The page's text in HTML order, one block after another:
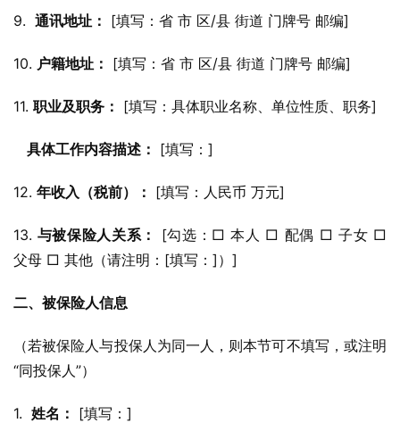
9. 通讯地址： [填写：省 市 区/县 街道 门牌号 邮编]
10. 户籍地址： [填写：省 市 区/县 街道 门牌号 邮编]
11. 职业及职务： [填写：具体职业名称、单位性质、职务]
具体工作内容描述： [填写：]
12. 年收入（税前）： [填写：人民币 万元]
13. 与被保险人关系：
[勾选：□ 本人 □ 配偶 □ 子女 □
父母 □ 其他（请注明：[填写：]）]
二、被保险人信息
（若被保险人与投保人为同一人，则本节可不填写，或注明
“同投保人”）
1. 姓名： [填写：]